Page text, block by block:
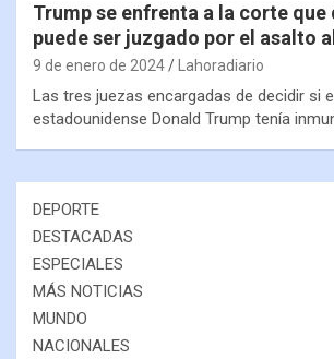
Trump se enfrenta a la corte que
puede ser juzgado por el asalto
9 de enero de 2024 Lahoradiario
Las tres juezas encargadas de decidir si
estadounidense Donald Trump tenía
DEPORTE
DESTACADAS
ESPECIALES
MÁS NOTICIAS
MUNDO
NACIONALES